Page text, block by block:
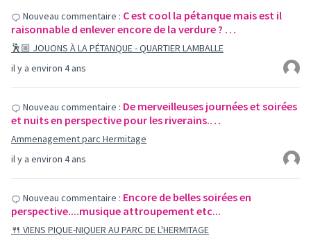
il y a environ 4 ans
Nouveau commentaire : C est cool la pétanque mais est il
raisonnable d enlever encore de la verdure ? …
🕺🏼 JOUONS À LA PÉTANQUE - QUARTIER LAMBALLE
il y a environ 4 ans
Nouveau commentaire : De merveilleuses journées et soirées
et nuits en perspective pour les riverains.…
Ammenagement parc Hermitage
Nouveau commentaire : Encore de belles soirées en
perspective....musique attroupement etc...
🍴 VIENS PIQUE-NIQUER AU PARC DE L'HERMITAGE